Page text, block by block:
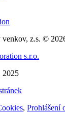
venkov, z.s. ©
s.r.o.
2025
, Prohlášení